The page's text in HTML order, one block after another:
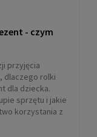
- czym
przyjęcia
dlaczego rolki
dla dziecka.
sprzętu i jakie
korzystania z